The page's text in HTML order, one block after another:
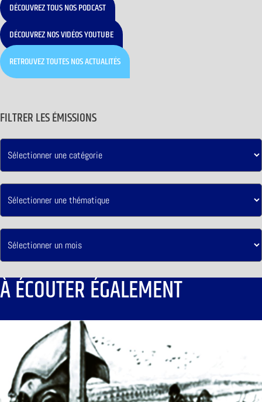
DÉCOUVREZ TOUS NOS PODCAST
DÉCOUVREZ NOS VIDÉOS YOUTUBE
RETROUVEZ TOUTES NOS ACTUALITÉS
FILTRER LES ÉMISSIONS
À ÉCOUTER ÉGALEMENT